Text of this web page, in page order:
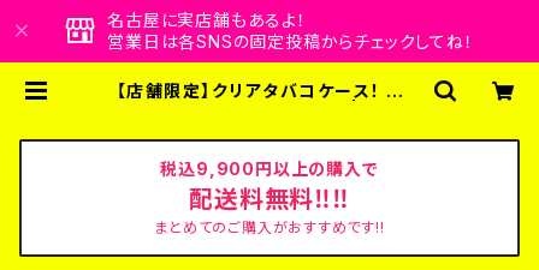
名古屋に実店舗もあるよ！
営業日は各SNSの固定投稿からチェックしてね！
【店舗限定】クリアタバコケース！ ～タ
税込9,900円以上の購入で
配送料無料‼‼
まとめてのご購入がおすすめです!!